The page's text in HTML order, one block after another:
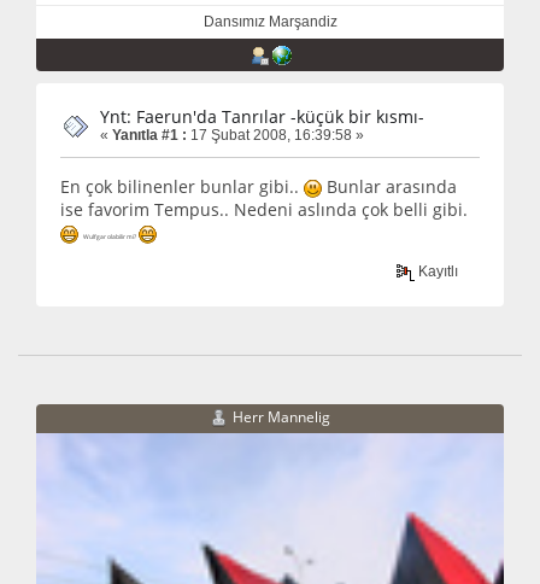
Dansımız Marşandiz
Ynt: Faerun'da Tanrılar -küçük bir kısmı-
« Yanıtla #1 : 17 Şubat 2008, 16:39:58 »
En çok bilinenler bunlar gibi..
Bunlar arasında
ise favorim Tempus.. Nedeni aslında çok belli gibi.
Wulfgar olabilir mi?
Kayıtlı
Herr Mannelig